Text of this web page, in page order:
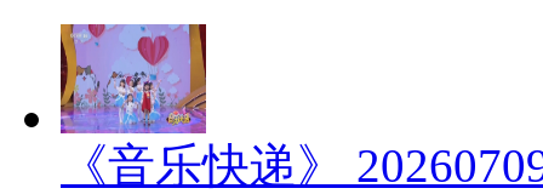
《音乐快递》